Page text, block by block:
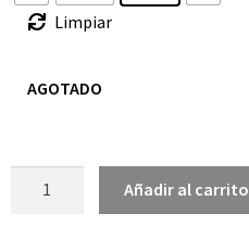
Limpiar
AGOTADO
Añadir al carrito